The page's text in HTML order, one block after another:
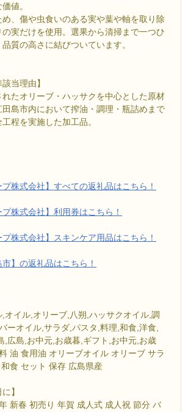
値。
、傷や虫食いのある実や葉や軸を取り除
の実だけを使用。選果から清掃まで一つひ
質の高さに結びついています。
当理由】
れたオリーブ・ハッサクを中心とした原材
島市内において搾油・調理・瓶詰めまで
程を実施した加工品。
プ株式会社】すべての返礼品はこちら！
プ株式会社】利用券はこちら！
プ株式会社】スキンケア用品はこちら！
市】の返礼品はこちら！
オイル,オリーブ,八朔,ハッサクオイル,調
ーオイル,サラダ,パスタ,料理,和食,洋食,
,広島,お中元,お歳暮,ギフト,お中元,お歳
油 食用油 オリーブオイル オリーブ サラ
食 セット 保存 広島県産
】
新春 初売り 年賀 成人式 成人祝 節分 バ